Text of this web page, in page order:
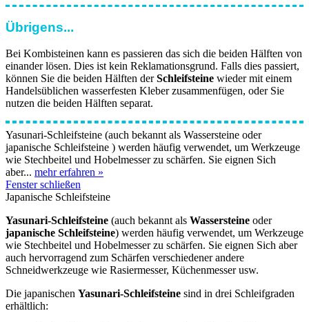
Übrigens...
Bei Kombisteinen kann es passieren das sich die beiden Hälften von
einander lösen. Dies ist kein Reklamationsgrund. Falls dies passiert,
können Sie die beiden Hälften derSchleifsteine wieder mit einem
Handelsüblichen wasserfesten Kleber zusammenfügen, oder Sie
nutzen die beiden Hälften separat.
Yasunari-Schleifsteine (auch bekannt als Wassersteine oder
japanische Schleifsteine ) werden häufig verwendet, um Werkzeuge
wie Stechbeitel und Hobelmesser zu schärfen. Sie eignen Sich
aber... mehr erfahren »
Fenster schließen
Japanische Schleifsteine
Yasunari-Schleifsteine (auch bekannt als Wassersteine oder
japanische Schleifsteine) werden häufig verwendet, um Werkzeuge
wie Stechbeitel und Hobelmesser zu schärfen. Sie eignen Sich aber
auch hervorragend zum Schärfen verschiedener andere
Schneidwerkzeuge wie Rasiermesser, Küchenmesser usw.
Die japanischen Yasunari-Schleifsteine sind in drei Schleifgraden
erhältlich: